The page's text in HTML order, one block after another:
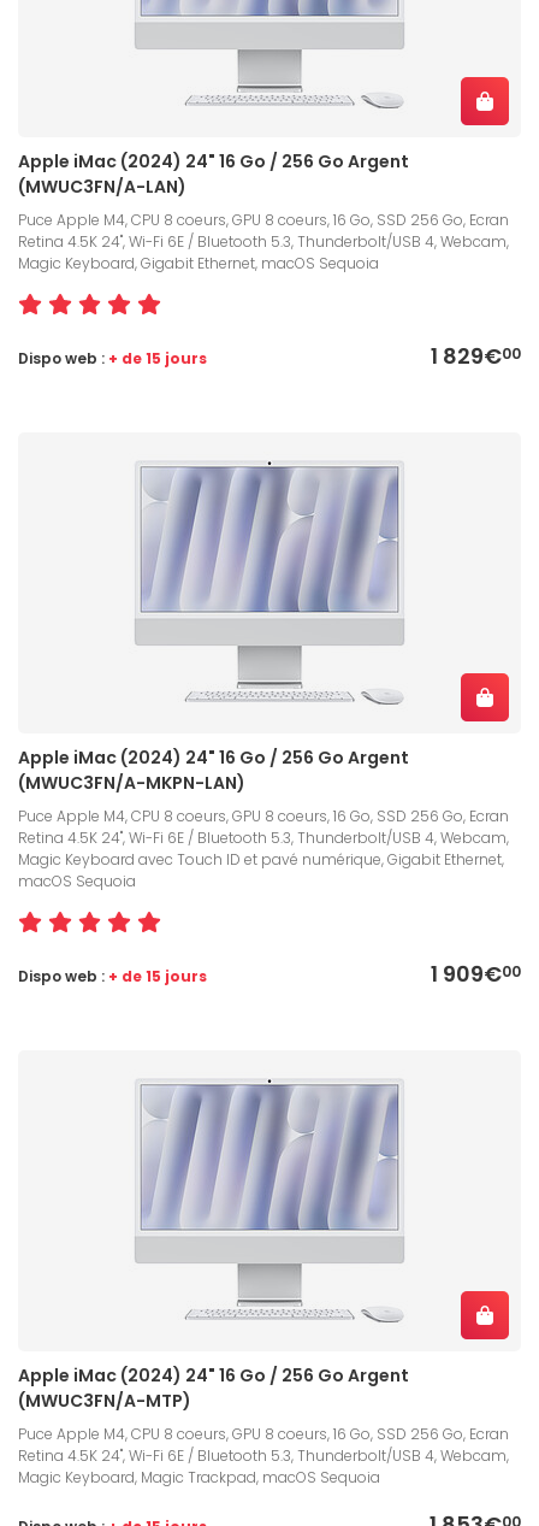
Apple iMac (2024) 24" 16 Go / 256 Go Argent
(MWUC3FN/A-LAN)
Puce Apple M4, CPU 8 coeurs, GPU 8 coeurs, 16 Go, SSD 256 Go, Ecran
Retina 4.5K 24", Wi-Fi 6E / Bluetooth 5.3, Thunderbolt/USB 4, Webcam,
Magic Keyboard, Gigabit Ethernet, macOS Sequoia
1 829€00
Dispo web : + de 15 jours
Apple iMac (2024) 24" 16 Go / 256 Go Argent
(MWUC3FN/A-MKPN-LAN)
Puce Apple M4, CPU 8 coeurs, GPU 8 coeurs, 16 Go, SSD 256 Go, Ecran
Retina 4.5K 24", Wi-Fi 6E / Bluetooth 5.3, Thunderbolt/USB 4, Webcam,
Magic Keyboard avec Touch ID et pavé numérique, Gigabit Ethernet,
macOS Sequoia
1 909€00
Dispo web : + de 15 jours
Apple iMac (2024) 24" 16 Go / 256 Go Argent
(MWUC3FN/A-MTP)
Puce Apple M4, CPU 8 coeurs, GPU 8 coeurs, 16 Go, SSD 256 Go, Ecran
Retina 4.5K 24", Wi-Fi 6E / Bluetooth 5.3, Thunderbolt/USB 4, Webcam,
Magic Keyboard, Magic Trackpad, macOS Sequoia
00